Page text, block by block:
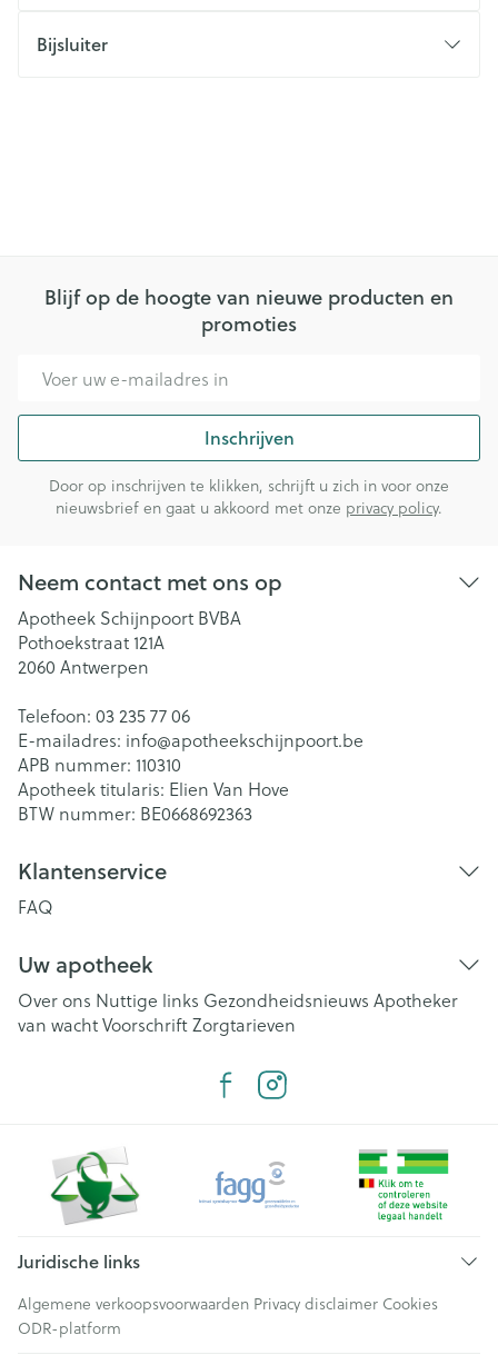
Bijsluiter
Blijf op de hoogte van nieuwe producten en
promoties
Inschrijven
Door op inschrijven te klikken, schrijft u zich in voor onze
nieuwsbrief en gaat u akkoord met onze privacy policy.
Neem contact met ons op
Apotheek Schijnpoort BVBA
Pothoekstraat 121A
2060 Antwerpen
Telefoon: 03 235 77 06
E-mailadres: info@apotheekschijnpoort.be
APB nummer: 110310
Apotheek titularis: Elien Van Hove
BTW nummer: BE0668692363
Klantenservice
FAQ
Uw apotheek
Over ons Nuttige links Gezondheidsnieuws Apotheker
van wachtVoorschriftZorgtarieven
Juridische links
Algemene verkoopsvoorwaarden Privacy disclaimer Cookies
ODR-platform